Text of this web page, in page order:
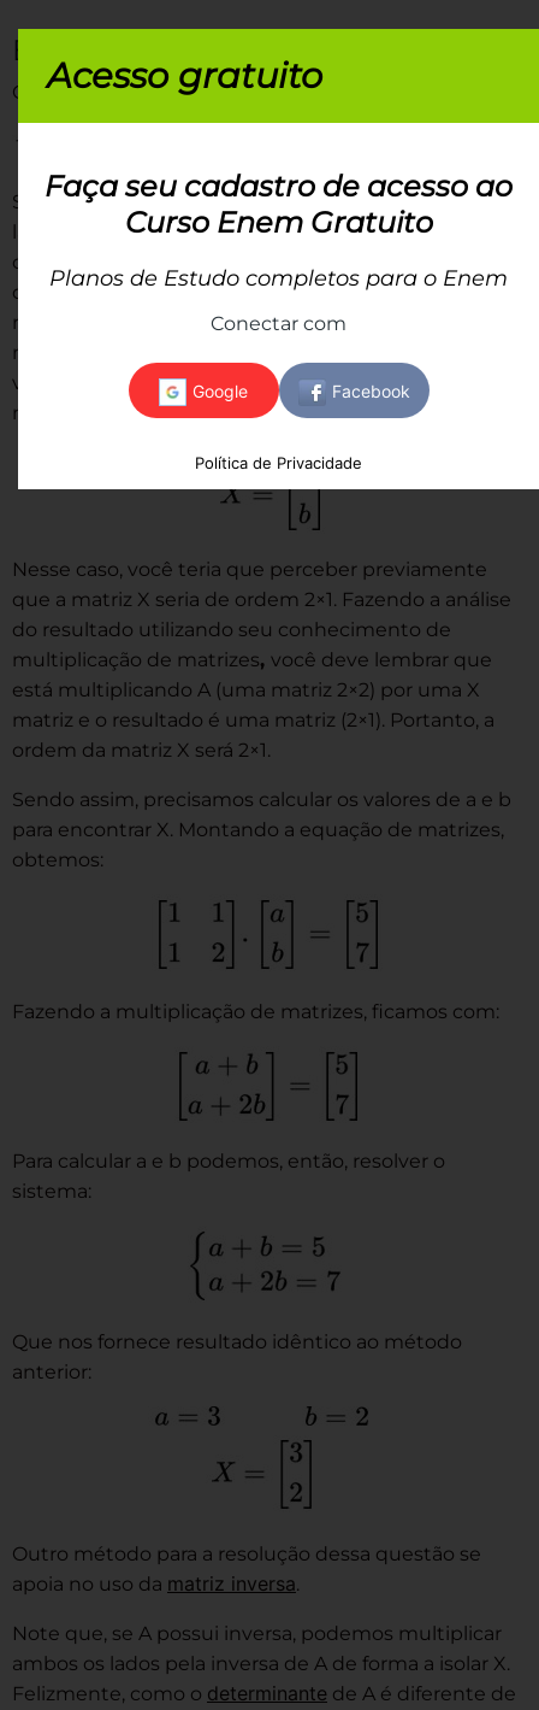
Exemplo 2
Calcule X dada a equação matricial
Se A, B e X fossem números, bastaria dividir ambos os
lados por A e encontrar o valor de X. Entretanto,
como sabemos pela regra 3, não podemos falar em
divisão de matrizes. Um dos métodos para a
resolução desse exercício vai se apoiar na
multiplicação direta das matrizes A e X. Para isso, você
vai precisar de uma matriz de incógnitas para entrar
no lugar de X, ou seja:
Nesse caso, você teria que perceber previamente
que a matriz X seria de ordem 2×1. Fazendo a análise
do resultado utilizando seu conhecimento de
multiplicação de matrizes, você deve lembrar que
está multiplicando A (uma matriz 2×2) por uma X
matriz e o resultado é uma matriz (2×1). Portanto, a
ordem da matriz X será 2×1.
Sendo assim, precisamos calcular os valores de a e b
para encontrar X. Montando a equação de matrizes,
obtemos:
Fazendo a multiplicação de matrizes, ficamos com:
Para calcular a e b podemos, então, resolver o
sistema:
Que nos fornece resultado idêntico ao método
anterior:
Outro método para a resolução dessa questão se
apoia no uso da matriz inversa.
Note que, se A possui inversa, podemos multiplicar
ambos os lados pela inversa de A de forma a isolar X.
Felizmente, como o determinante de A é diferente de
Acesso gratuito
Faça seu cadastro de acesso ao
Curso Enem Gratuito
Planos de Estudo completos para o Enem
Conectar com
Política de Privacidade